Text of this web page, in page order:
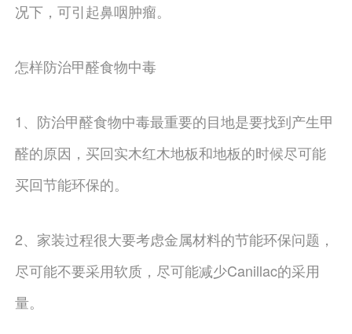
况下，可引起鼻咽肿瘤。
怎样防治甲醛食物中毒
1、防治甲醛食物中毒最重要的目地是要找到产生甲
醛的原因，买回实木红木地板和地板的时候尽可能
买回节能环保的。
2、家装过程很大要考虑金属材料的节能环保问题，
尽可能不要采用软质，尽可能减少Canillac的采用
量。